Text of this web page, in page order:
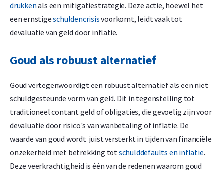
drukkenals een mitigatiestrategie. Deze actie, hoewel het
een ernstigeschuldencrisisvoorkomt, leidt vaak tot
devaluatie van geld door inflatie.
Goud als robuust alternatief
Goud vertegenwoordigt een robuust alternatief als een niet-
schuldgesteunde vorm van geld. Dit in tegenstelling tot
traditioneel contant geld of obligaties, die gevoelig zijn voor
devaluatie door risico's van wanbetaling of inflatie. De
waarde van goud wordt juist versterkt in tijden van financiële
onzekerheid met betrekking tot schulddefaults en inflatie.
Deze veerkrachtigheid is één van de redenen waarom goud